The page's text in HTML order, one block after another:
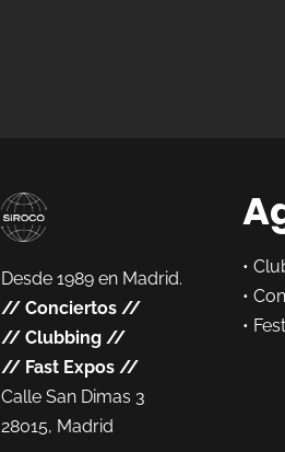
Desde 1989 en Madrid.
// Conciertos //
// Clubbing //
// Fast Expos //
Calle San Dimas 3
28015, Madrid
•
•
•